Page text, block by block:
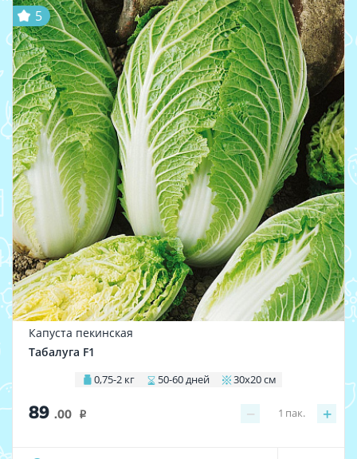
5
Капуста пекинская
Табалуга F1
0,75-2 кг 50-60 дней 30х20 см
89 .00 i − +
1 пак.